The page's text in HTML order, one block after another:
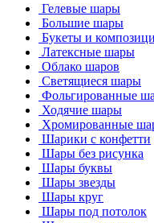
Гелевые шары
Большие шары
Букеты и
Латексные шары
Облако шаров
Светящиеся шары
Фольгированные
Ходячие шары
Хромированные
Шарики с конфетти
Шары без рисунка
Шары буквы
Шары звезды
Шары круг
Шары под потолок